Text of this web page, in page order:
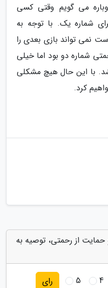
می گویم وقتی کسی
شماره یک. با توجه به
نمی تواند بازی بعدی را
شماره دو بود اما خیلی
با این حال هیچ مشکلی
کرد.
از رحمتی، توصیه به
4
5 رای